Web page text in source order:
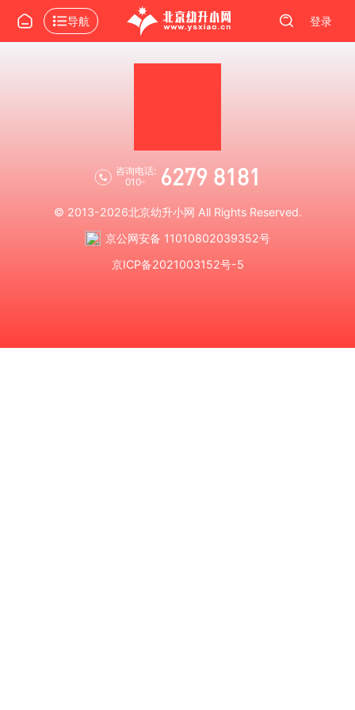
导航 登录
咨询电话:
010-
6279 8181
© 2013-2026北京幼升小网 All Rights Reserved.
京公网安备 11010802039352号
京ICP备2021003152号-5